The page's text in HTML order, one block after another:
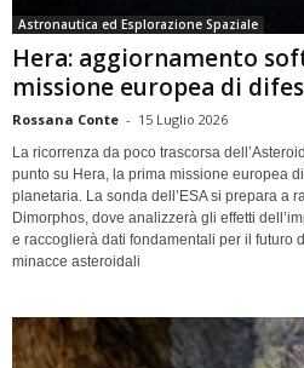
Astronautica ed Esplorazione Spaziale
Hera: aggiornamento
missione europea di
Rossana Conte - 15 Luglio 2026
La ricorrenza da poco trascorsa
punto su Hera, la prima missione europea
planetaria. La sonda dell’ESA si prepara a
Dimorphos, dove analizzerà gli effetti
e raccoglierà dati fondamentali per il futuro
minacce asteroidali